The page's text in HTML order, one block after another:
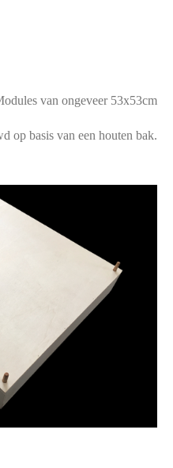
van ongeveer 53x53cm
op basis van een houten bak.